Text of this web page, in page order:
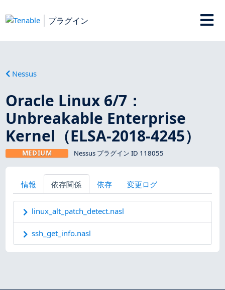
プラグイン
Nessus
Oracle Linux 6/7：
Unbreakable Enterprise
Kernel（ELSA-2018-4245）
MEDIUM Nessus プラグイン ID 118055
情報 依存関係 依存 変更ログ
linux_alt_patch_detect.nasl
ssh_get_info.nasl